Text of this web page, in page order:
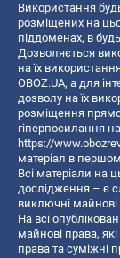
Використання
розміщених на
піддоменах, в
Дозволяється
на їх
OBOZ.UA, а для
дозволу на їх
розміщення
гіперпосилання
https://
матеріал в
Всі матеріали на
дослідження – є
виключні
На всі
майнові права,
права та суміжні